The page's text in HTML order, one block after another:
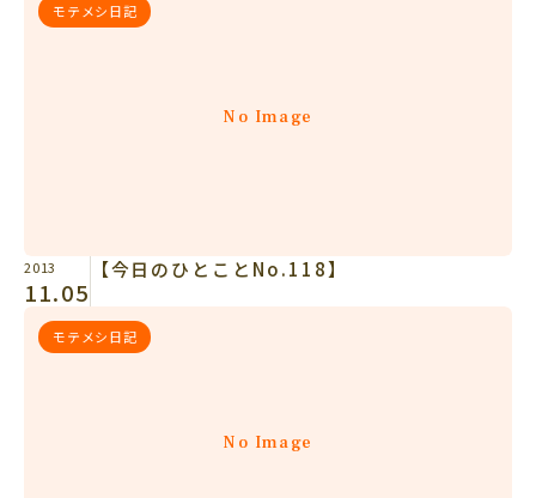
No Image
モテメシ日記
2013
11.05
【今日のひとことNo.118】
No Image
モテメシ日記